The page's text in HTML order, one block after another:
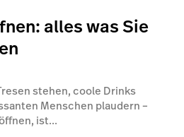
alles was Sie
stehen, coole Drinks
Menschen plaudern –
ist...